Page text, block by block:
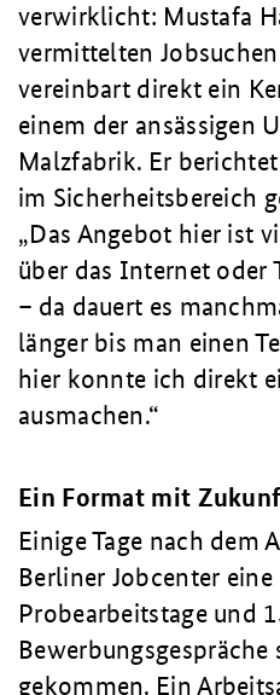
verwirklicht: Mustafa
vermittelten
vereinbart direkt ein
einem der ansässigen
Malzfabrik. Er
im Sicherheitsbereich
„Das Angebot hier ist
über das Internet oder
– da dauert es
länger bis man einen
hier konnte ich direkt
ausmachen.“
Ein Format mit
Einige Tage nach dem
Berliner Jobcenter
Probearbeitstage und
Bewerbungsgespräche
gekommen. Ein